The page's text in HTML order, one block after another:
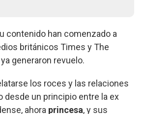
contenido han comenzado a
británicos Times y The
generaron revuelo.
los roces y las relaciones
desde un principio entre la ex
ahora princesa, y sus